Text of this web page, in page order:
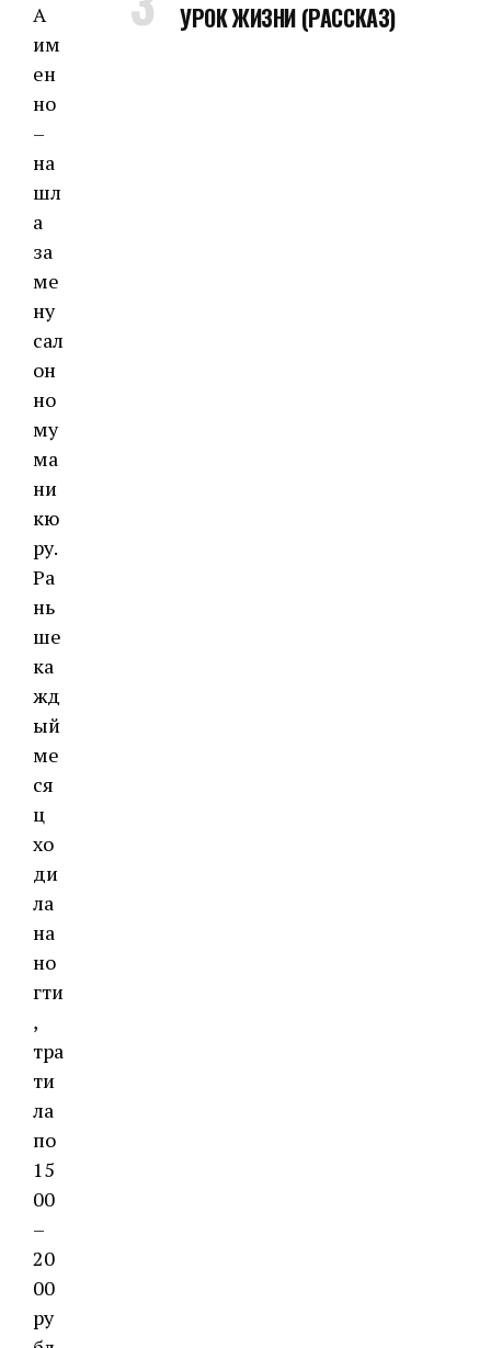
А
им
ен
но
–
на
шл
а
за
ме
ну
сал
он
но
му
ма
ни
кю
ру.
Ра
нь
ше
ка
жд
ый
ме
ся
ц
хо
ди
ла
на
но
гти
,
тра
ти
ла
по
15
00
–
20
00
ру
УРОК ЖИЗНИ (РАССКАЗ)